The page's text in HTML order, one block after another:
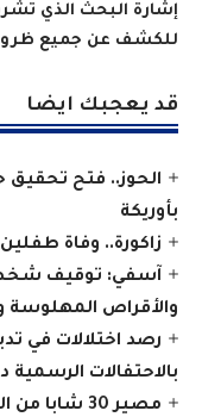
إشارة البحث الذي
للكشف عن جميع
قد يعجبك ايضا
الحوز.. فتح تحقيق
بأوريكة
زاكورة.. وفاة طفلين
آسفي: توقيف
والأقراص المهلوسة
رصد اختلالات في
بالاحتفالات الرسمية
مصير 30